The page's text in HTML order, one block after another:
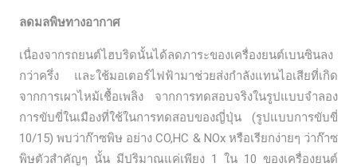
ลดมลพิษทางอากาศ
เนื่องจากรถยนต์ไฮบริดนั้นได้ลดภาระของเครื่องยนต์เบนซินลง
กว่าครึ่ง และใช้มอเตอร์ไฟฟ้ามาช่วยส่งกำลังแทนไอเสียที่เกิด
จากการเผาไหม้เชื้อเพลิง จากการทดสอบจริงในรูปแบบจำลอง
การขับขี่ในเมืองที่ใช้ในการทดสอบของญี่ปุ่น (รูปแบบการขับขี่
10/15) พบว่าก๊าซพิษ อย่าง CO,HC & NOx หรือเรียกง่ายๆ ว่าก๊าซ
พิษตัวสำคัญๆ นั้น มีปริมาณแค่เพียง 1 ใน 10 ของเครื่องยนต์